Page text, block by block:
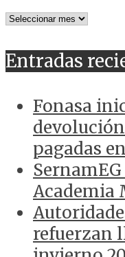
NOTICIAS
Entradas
Fonasa
pagadas
Academia
refuerzan